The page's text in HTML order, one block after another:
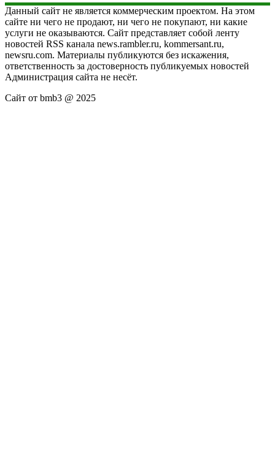
Данный сайт не является коммерческим проектом. На этом
сайте ни чего не продают, ни чего не покупают, ни какие
услуги не оказываются. Сайт представляет собой ленту
новостей RSS канала news.rambler.ru, kommersant.ru,
newsru.com. Материалы публикуются без искажения,
ответственность за достоверность публикуемых новостей
Администрация сайта не несёт.
Сайт от bmb3 @ 2025